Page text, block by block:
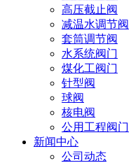
高压截止阀
减温水调节阀
套筒调节阀
水系统阀门
煤化工阀门
针型阀
球阀
核电阀
公用工程阀门
新闻中心
公司动态